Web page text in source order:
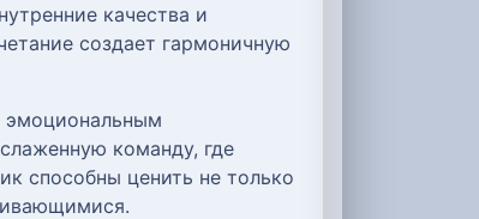
качества и
создает гармоничную
эмоциональным
команду, где
способны ценить не только